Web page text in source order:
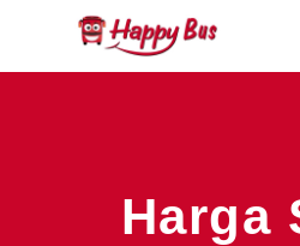
Harga